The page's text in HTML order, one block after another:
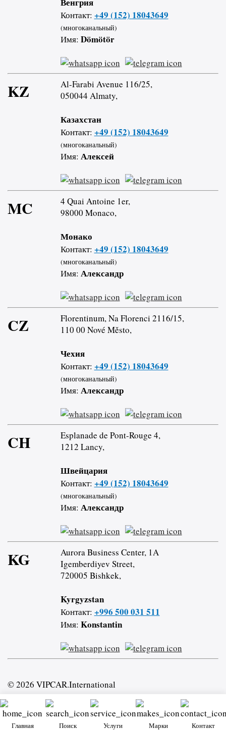
Контакт: +49 (152) 18043649
(многоканальный)
Имя: Dömötör
KZ
Al-Farabi Avenue 116/25,
050044 Almaty,
Казахстан
Контакт: +49 (152) 18043649
(многоканальный)
Имя: Алексей
MC
4 Quai Antoine 1er,
98000 Monaco,
Монако
Контакт: +49 (152) 18043649
(многоканальный)
Имя: Александр
CZ
Florentinum, Na Florenci 2116/15,
110 00 Nové Město,
Чехия
Контакт: +49 (152) 18043649
(многоканальный)
Имя: Александр
CH
Esplanade de Pont-Rouge 4,
1212 Lancy,
Швейцария
Контакт: +49 (152) 18043649
(многоканальный)
Имя: Александр
KG
Aurora Business Center, 1A
Igemberdiyev Street,
720005 Bishkek,
Kyrgyzstan
Контакт: +996 500 031 511
Имя: Konstantin
© 2026 VIPCAR.International
Главная Поиск Услуги Марки Контакт